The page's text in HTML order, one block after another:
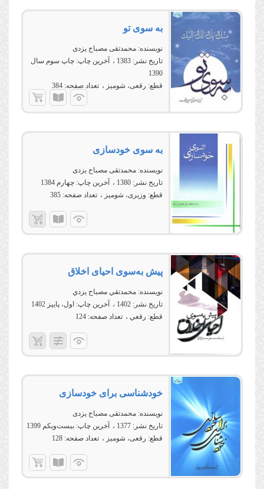
به سوی تو
نویسنده: محمدتقی مصباح یزدی
تاریخ نشر: 1383 آخرین چاپ: چاپ سوم سال
1390
قطع: رقعی، شومیز تعداد صفحه: 384
به سوی خودسازی
نویسنده: محمدتقی مصباح یزدی
تاریخ نشر: 1380 آخرین چاپ: چهارم 1384
قطع: وزیری، شومیز تعداد صفحه: 385
پیش‌ به‌سوی احیای اخلاق
نویسنده: محمدتقي مصباح يزدي
تاریخ نشر: 1402 آخرین چاپ: اول، پاییز 1402
قطع: رقعي تعداد صفحه: 124
خودشناسی برای خودسازی
نویسنده: محمدتقی مصباح یزدی
تاریخ نشر: 1377 آخرین چاپ: بیست‌ویکم 1399
قطع: رقعی، شومیز تعداد صفحه: 128